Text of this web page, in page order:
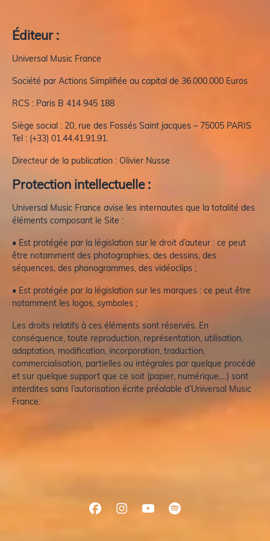
Éditeur :
Universal Music France
Société par Actions Simplifiée au capital de 36.000.000 Euros
RCS : Paris B 414 945 188
Siège social : 20, rue des Fossés Saint jacques – 75005 PARIS
Tel : (+33) 01.44.41.91.91.
Directeur de la publication : Olivier Nusse
Protection intellectuelle :
Universal Music France avise les internautes que la totalité des
éléments composant le Site :
• Est protégée par la législation sur le droit d’auteur : ce peut
être notamment des photographies, des dessins, des
séquences, des phonogrammes, des vidéoclips ;
• Est protégée par la législation sur les marques : ce peut être
notamment les logos, symboles ;
Les droits relatifs à ces éléments sont réservés. En
conséquence, toute reproduction, représentation, utilisation,
adaptation, modification, incorporation, traduction,
commercialisation, partielles ou intégrales par quelque procédé
et sur quelque support que ce soit (papier, numérique,…) sont
interdites sans l’autorisation écrite préalable d’Universal Music
France.